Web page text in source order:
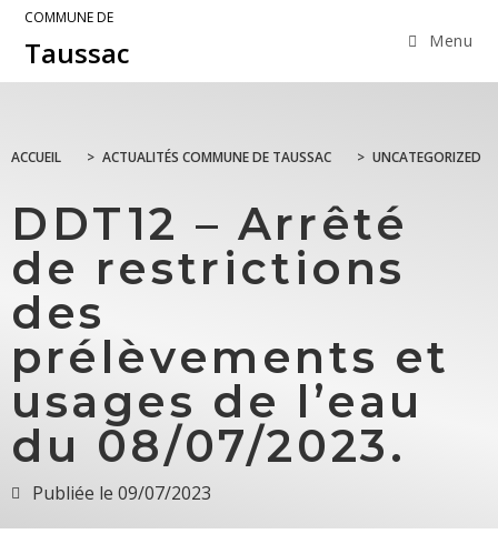
COMMUNE DE
Taussac Menu
ACCUEIL > ACTUALITÉS COMMUNE DE TAUSSAC > UNCATEGORIZED
DDT12 – Arrêté
de restrictions
des
prélèvements et
usages de l’eau
du 08/07/2023.
Publiée le 09/07/2023